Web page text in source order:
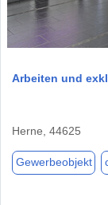
Arbeiten und
Herne, 44625
Gewerbeobjekt